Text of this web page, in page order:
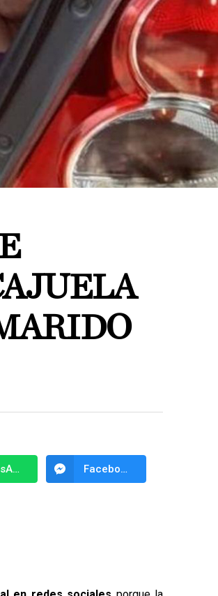
WhatsApp Facebook Messenger